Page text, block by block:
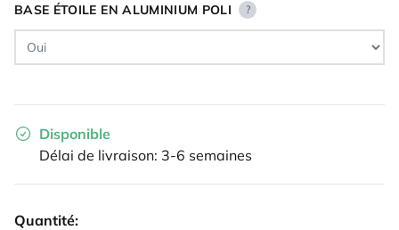
BASE ÉTOILE EN ALUMINIUM POLI ?
Disponible
Délai de livraison: 3-6 semaines
Quantité: